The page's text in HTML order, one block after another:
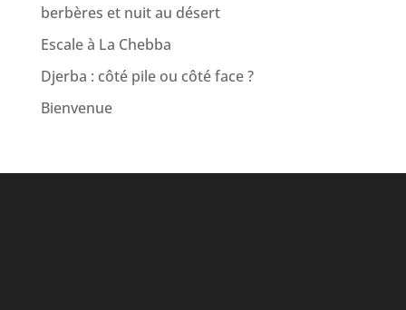
berbères et nuit au désert
Escale à La Chebba
Djerba : côté pile ou côté face ?
Bienvenue